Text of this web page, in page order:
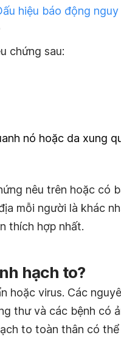
hiệu báo động nguy
chứng sau:
nó hoặc da xung
nêu trên hoặc có
mỗi người là khác
thích hợp nhất.
hạch to?
hoặc virus. Các
thư và các bệnh có
to toàn thân có